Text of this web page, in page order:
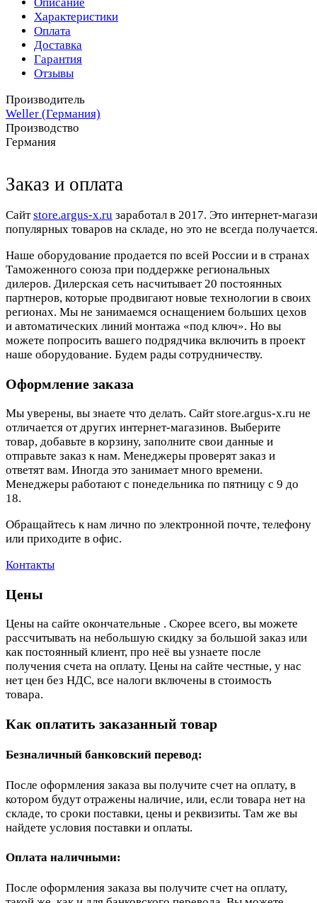
Характеристики
Оплата
Доставка
Гарантия
Отзывы
Производитель
Weller (Германия)
Производство
Германия
Заказ и оплата
Cайтstore.argus-x.ru заработал в 2017. Это интернет-
популярных товаров на складе, но это не всегда
Наше оборудование продается по всей России и в странах
Таможенного союза при поддержке региональных
дилеров. Дилерская сеть насчитывает 20 постоянных
партнеров, которые продвигают новые технологии в своих
регионах. Мы не занимаемся оснащением больших цехов
и автоматических линий монтажа «под ключ». Но вы
можете попросить вашего подрядчика включить в проект
наше оборудование. Будем рады сотрудничеству.
Оформление заказа
Мы уверены, вы знаете что делать. Сайт store.argus-x.ru не
отличается от других интернет-магазинов. Выберите
товар, добавьте в корзину, заполните свои данные и
отправьте заказ к нам. Менеджеры проверят заказ и
ответят вам. Иногда это занимает много времени.
Менеджеры работают с понедельника по пятницу с 9 до
18.
Обращайтесь к нам лично по электронной почте, телефону
или приходите в офис.
Контакты
Цены
Цены на сайте окончательные . Скорее всего, вы можете
рассчитывать на небольшую скидку за большой заказ или
как постоянный клиент, про неё вы узнаете после
получения счета на оплату. Цены на сайте честные, у нас
нет цен без НДС, все налоги включены в стоимость
товара.
Как оплатить заказанный товар
Безналичный банковский перевод:
После оформления заказа вы получите счет на оплату, в
котором будут отражены наличие, или, если товара нет на
складе, то сроки поставки, цены и реквизиты. Там же вы
найдете условия поставки и оплаты.
Оплата наличными:
После оформления заказа вы получите счет на оплату,